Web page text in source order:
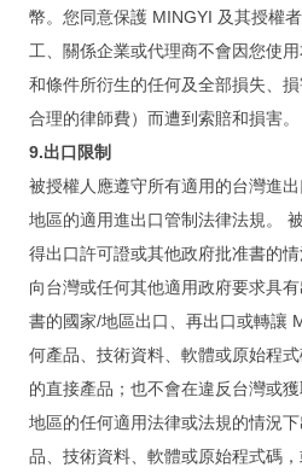
幣。您同意保護 MINGYI 及其授權
工、關係企業或代理商不會因您使
和條件所衍生的任何及全部損失、
合理的律師費）而遭到索賠和損害。
9.出口限制
被授權人應遵守所有適用的台灣進
地區的適用進出口管制法律法規。
得出口許可證或其他政府批准書的
向台灣或任何其他適用政府要求具
書的國家/地區出口、再出口或轉讓
何產品、技術資料、軟體或原始程
的直接產品；也不會在違反台灣或
地區的任何適用法律或法規的情況
品、技術資料、軟體或原始程式碼